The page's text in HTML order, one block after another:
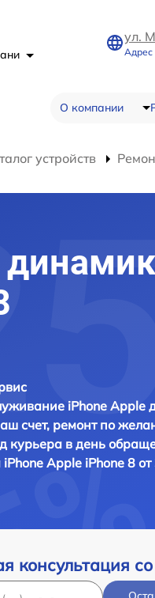
ул.
Адрес
О компании
устройств
iPhone Apple
счет, ремонт по
курьера в день
Apple iPhone 8
консультация